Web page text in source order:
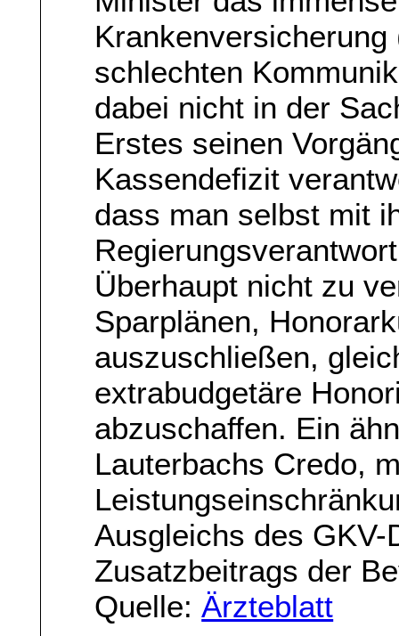
schlechten
dabei nicht in der
Erstes seinen
Kassendefizit
dass man selbst mit
Überhaupt nicht zu
Sparplänen,
auszuschließen,
extrabudgetäre
abzuschaffen. Ein
Lauterbachs Credo,
Ausgleichs des
Zusatzbeitrags der
Quelle:Ärzteblatt